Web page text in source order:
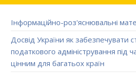
Інформаційно-роз'яснювальні
Досвід України як забезпечувати
податкового адміністрування під
цінним для багатьох країн